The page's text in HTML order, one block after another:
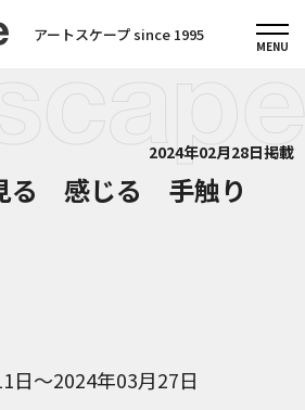
アートスケープ since 1995
2024年02月28日掲載
る 感じる 手触り
日～2024年03月27日